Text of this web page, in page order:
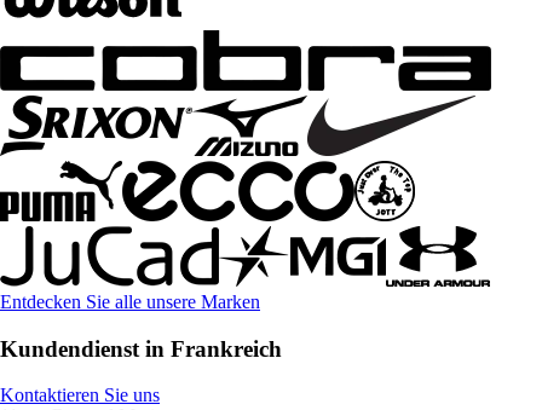
Entdecken Sie alle unsere Marken
Kundendienst in Frankreich
Kontaktieren Sie uns